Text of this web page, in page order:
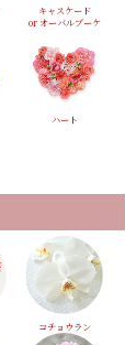
キャスケード
or オーバルブーケ
ハート
コチョウラン